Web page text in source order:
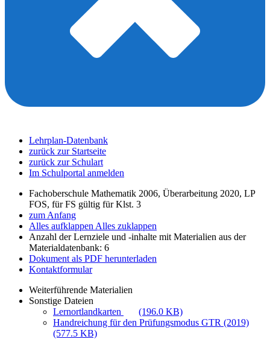
Lehrplan-Datenbank
zurück zur Startseite
zurück zur Schulart
Im Schulportal anmelden
Fachoberschule Mathematik 2006, Überarbeitung 2020, LP
FOS, für FS gültig für Klst. 3
zum Anfang
Alles aufklappen Alles zuklappen
Anzahl der Lernziele und -inhalte mit Materialien aus der
Materialdatenbank: 6
Dokument als PDF herunterladen
Kontaktformular
Weiterführende Materialien
Sonstige Dateien
Lernortlandkarten
(196.0 KB)
Handreichung für den Prüfungsmodus GTR (2019)
(577.5 KB)